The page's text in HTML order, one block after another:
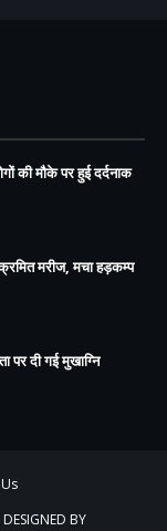
की मौके पर हुई दर्दनाक
मरीज, मचा हड़कम्प
पर दी गई मुखाग्नि
BY